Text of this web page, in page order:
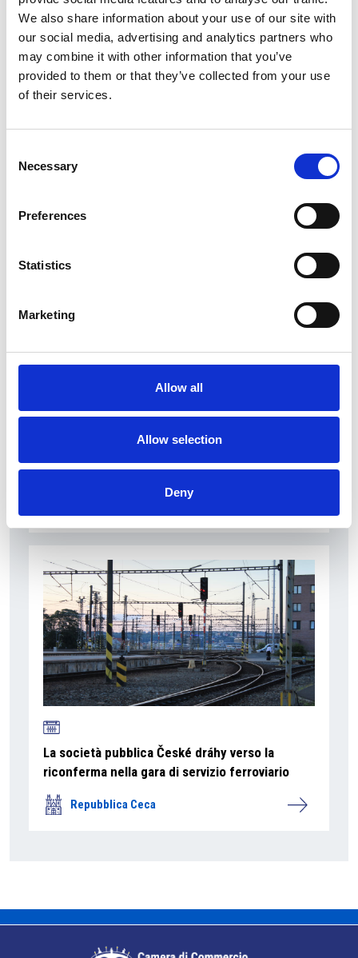
We also share information about your use of our site with
our social media, advertising and analytics partners who
may combine it with other information that you’ve
provided to them or that they’ve collected from your use
of their services.
Selection
Necessary
Preferences
Statistics
Marketing
Allow all
Allow selection
Deny
Nel primo semestre è aumentata fortemente la
La Škoda avvia la produzione del suo SUV Peaq
La società pubblica České dráhy verso la
riconferma nella gara di servizio ferroviario
Repubblica Ceca